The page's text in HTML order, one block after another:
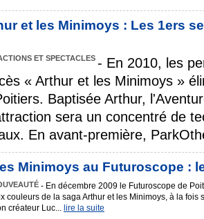
et les Minimoys : Les 1ers
ET SPECTACLES - En 2010, les
« Arthur et les Minimoys »
Baptisée Arthur,
sera un concentré de
En avant-première,
Minimoys au Futuroscope :
- En décembre 2009 le Futuroscope de
couleurs de la saga Arthur et les Minimoys, à la
créateur Luc... lire la suite